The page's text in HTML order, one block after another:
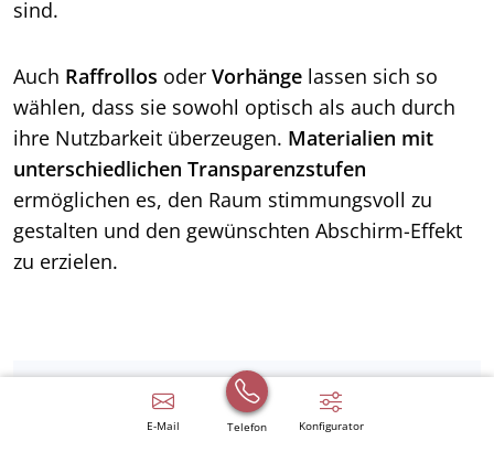
sind.
Auch Raffrollos oder Vorhänge lassen sich so
wählen, dass sie sowohl optisch als auch durch
ihre Nutzbarkeit überzeugen. Materialien mit
unterschiedlichen Transparenzstufen
ermöglichen es, den Raum stimmungsvoll zu
gestalten und den gewünschten Abschirm-Effekt
zu erzielen.
Gute Gründe für cleveren
Sichtschutz
E-Mail Telefon Konfigurator